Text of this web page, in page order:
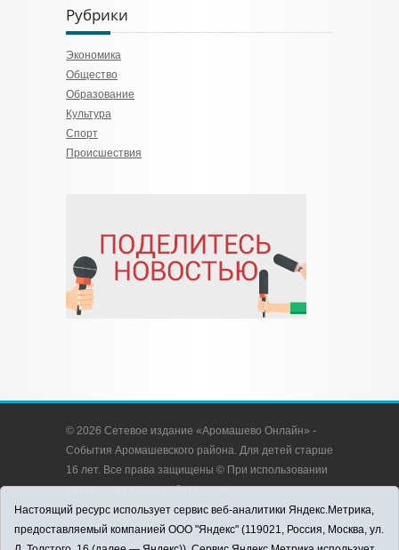
Рубрики
Экономика
Общество
Образование
Культура
Спорт
Происшествия
© 2026 Сетевое издание «Аромашево Онлайн» -
События Аромашевского района. Для детей старше
16 лет. Все права защищены © При использовании
материалов ссылка обязательна.
Адрес редакции: 627350, Россия, Тюменская
область, Аромашевский район, с. Аромашево, ул.
Настоящий ресурс использует сервис веб-аналитики Яндекс.Метрика,
предоставляемый компанией ООО "Яндекс" (119021, Россия, Москва, ул.